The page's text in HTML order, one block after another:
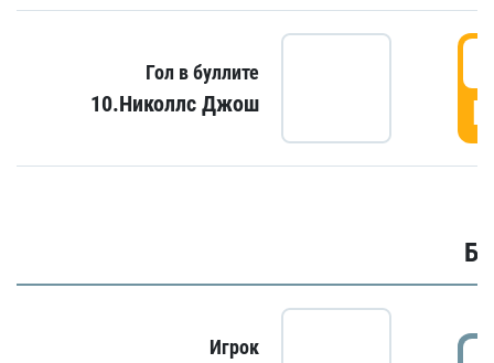
Гол в буллите
10.Николлс Джош
Игрок